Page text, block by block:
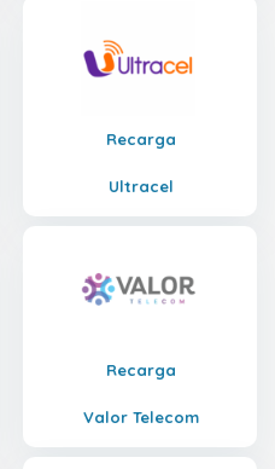
Recarga
Ultracel
Recarga
Valor Telecom